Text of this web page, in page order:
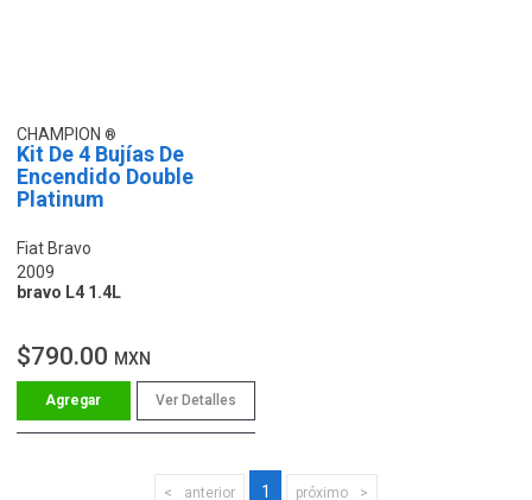
CHAMPION
Kit De 4 Bujías De
Encendido Double
Platinum
Fiat Bravo
2009
bravo L4 1.4L
$790.00 MXN
Ver Detalles
anterior 1 próximo